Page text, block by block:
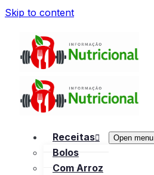
Skip to content
Receitas Open menu
Bolos
Com Arroz